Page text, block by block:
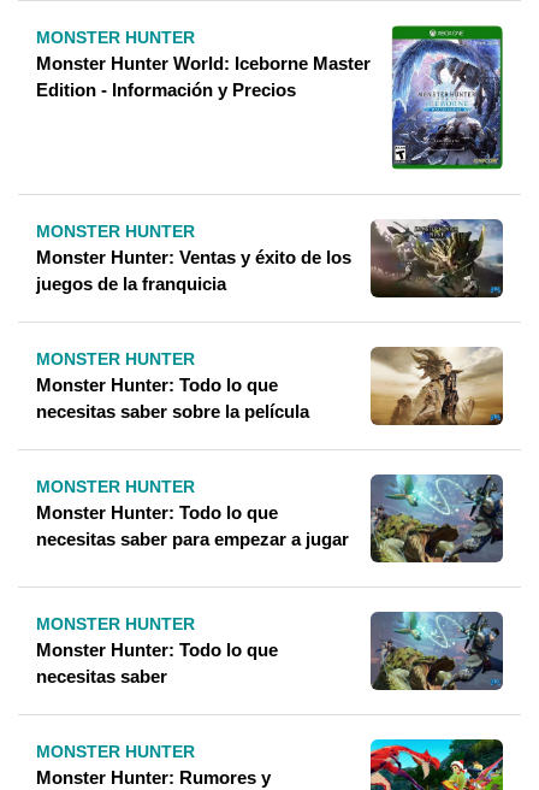
MONSTER HUNTER
Monster Hunter World: Iceborne Master
Edition - Información y Precios
MONSTER HUNTER
Monster Hunter: Ventas y éxito de los
juegos de la franquicia
MONSTER HUNTER
Monster Hunter: Todo lo que
necesitas saber sobre la película
MONSTER HUNTER
Monster Hunter: Todo lo que
necesitas saber para empezar a jugar
MONSTER HUNTER
Monster Hunter: Todo lo que
necesitas saber
MONSTER HUNTER
Monster Hunter: Rumores y